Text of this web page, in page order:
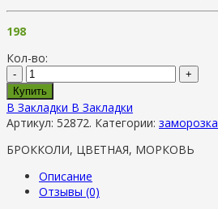
198
Кол-во:
-
+
Купить
В Закладки В Закладки
Артикул: 52872. Категории: заморозка
БРОККОЛИ, ЦВЕТНАЯ, МОРКОВЬ
Описание
Отзывы (0)